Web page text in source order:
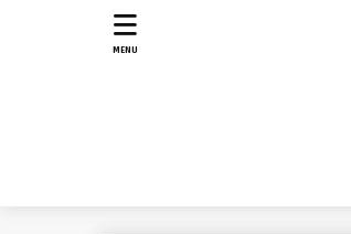
MENU